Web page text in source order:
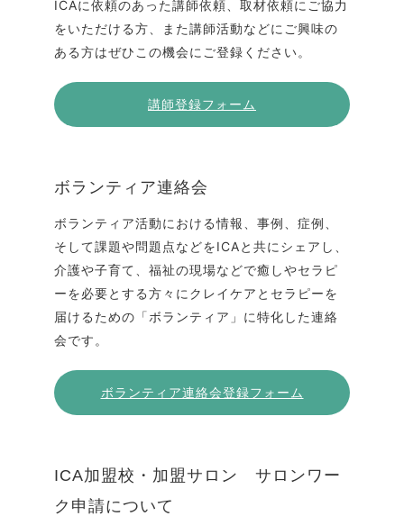
ICAに依頼のあった講師依頼、取材依頼にご協力
をいただける方、また講師活動などにご興味の
ある方はぜひこの機会にご登録ください。
講師登録フォーム
ボランティア連絡会
ボランティア活動における情報、事例、症例、
そして課題や問題点などをICAと共にシェアし、
介護や子育て、福祉の現場などで癒しやセラピ
ーを必要とする方々にクレイケアとセラピーを
届けるための「ボランティア」に特化した連絡
会です。
ボランティア連絡会登録フォーム
ICA加盟校・加盟サロン サロンワー
ク申請について